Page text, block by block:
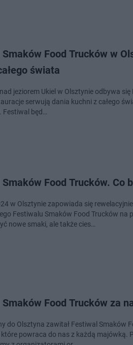
Food Trucków w
świata
jeziorem Ukiel w Olsztynie odbywa
serwują dania kuchni z całego
będ…
Food Trucków. Co
w Olsztynie zapowiada się
Festiwalu Smaków Food Trucków na
nowe smaki, ale także cies…
Food Trucków za
do Olsztyna zawitał Festiwal Smaków
powraca do nas z każdą majówką.